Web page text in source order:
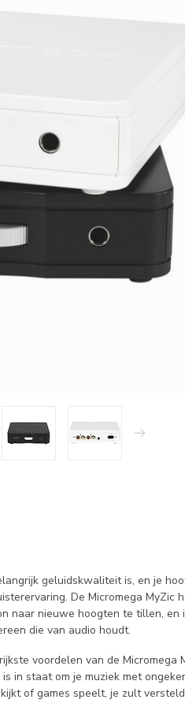
geluidskwaliteit is, en je
De Micromega MyZic
naar nieuwe hoogten te tillen,
die van audio houdt.
voordelen van de Micromega
in staat om je muziek met
of games speelt, je zult